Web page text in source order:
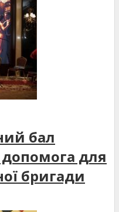
бал
для
бригади